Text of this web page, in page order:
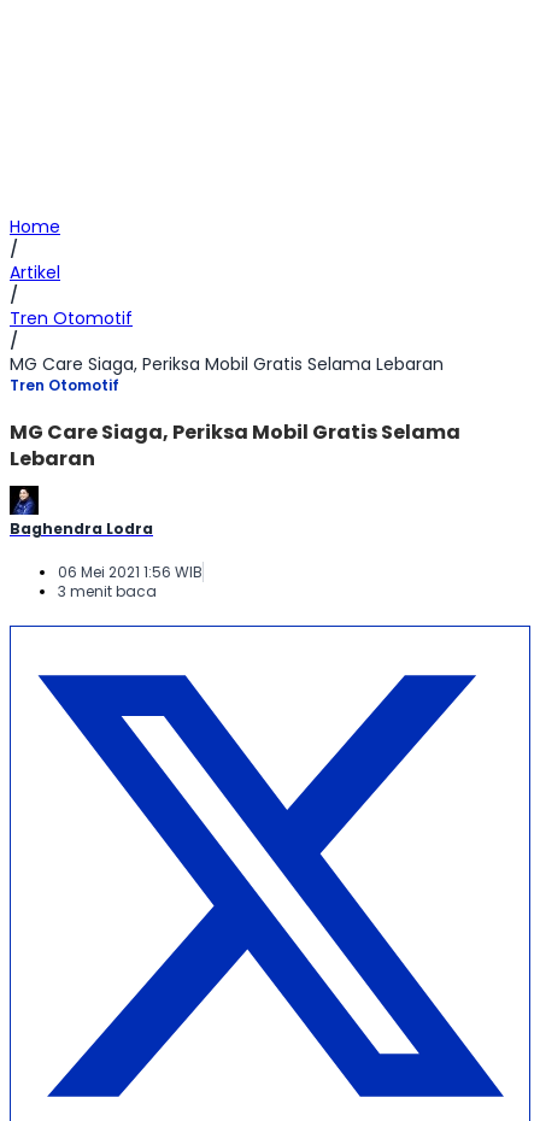
Home
/
Artikel
/
Tren Otomotif
/
MG Care Siaga, Periksa Mobil Gratis Selama Lebaran
Tren Otomotif
MG Care Siaga, Periksa Mobil Gratis Selama
Lebaran
Baghendra Lodra
06 Mei 2021 1:56 WIB
3 menit baca